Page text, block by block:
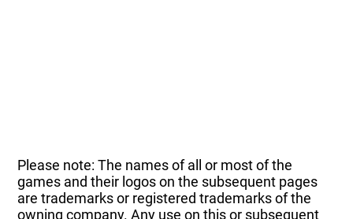
Please note: The names of all or most of the
games and their logos on the subsequent pages
are trademarks or registered trademarks of the
owning company. Any use on this or subsequent